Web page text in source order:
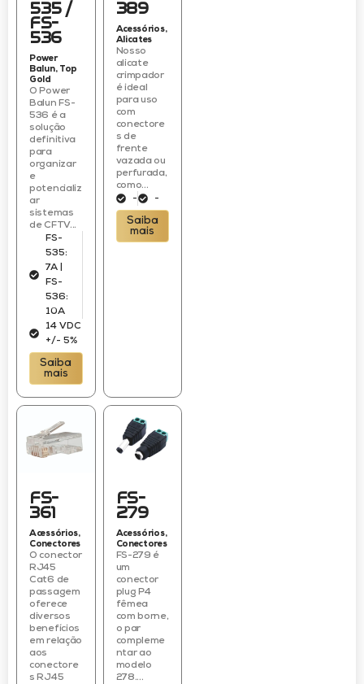
535 /
FS-
536
Power
Balun, Top
Gold
O Power
Balun FS-
536 é a
solução
definitiva
para
organizar
e
potencializ
ar
sistemas
de CFTV...
FS-
535:
7A |
FS-
536:
10A
14 VDC
+/- 5%
Saiba
mais
389
Acessórios,
Alicates
Nosso
alicate
crimpador
é ideal
para uso
com
conectore
s de
frente
vazada ou
perfurada,
como...
-
-
Saiba
mais
FS-
361
Acessórios,
Conectores
O conector
RJ45
Cat6 de
passagem
oferece
diversos
benefícios
em relação
aos
conectore
s RJ45
FS-
279
Acessórios,
Conectores
FS-279 é
um
conector
plug P4
fêmea
com borne,
o par
compleme
ntar ao
modelo
278....